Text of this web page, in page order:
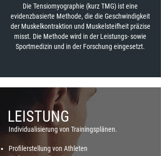
Die Tensiomyographie (kurz TMG) ​​ist eine
evidenzbasierte Methode, die die Geschwindigkeit
der Muskelkontraktion und Muskelsteifheit präzise
misst. Die Methode wird in der Leistungs- sowie
Sportmedizin und in der Forschung eingesetzt.
Individualisierung von Trainingsplänen.
Profilerstellung von Athleten
LEISTUNG